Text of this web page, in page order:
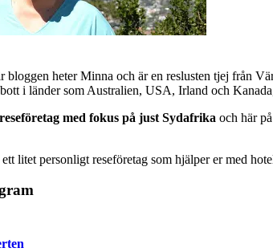
bloggen heter Minna och är en reslusten tjej från
i länder som Australien, USA, Irland och
reseföretag med fokus på just Sydafrika och här
ett litet personligt reseföretag som hjälper er med